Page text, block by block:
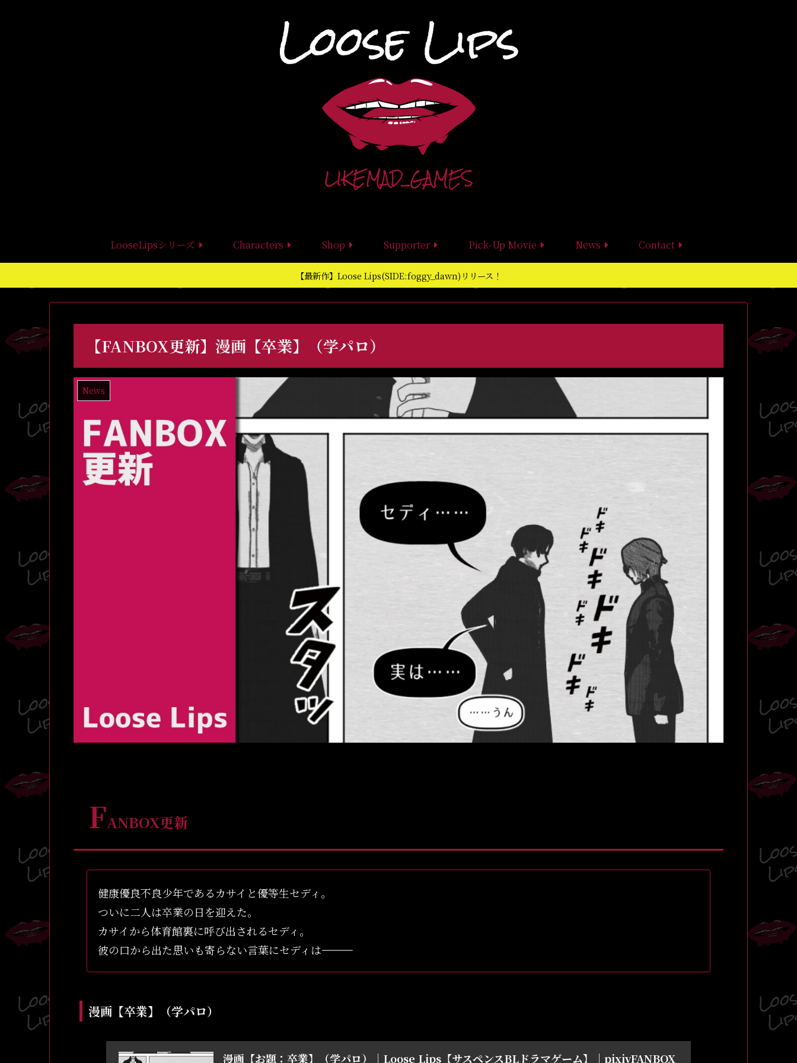
LooseLipsシリーズ Characters Shop Supporter Pick-Up Movie News Contact
【最新作】Loose Lips(SIDE:foggy_dawn)リリース！
【FANBOX更新】漫画【卒業】（学パロ）
News
FANBOX更新
健康優良不良少年であるカサイと優等生セディ。
ついに二人は卒業の日を迎えた。
カサイから体育館裏に呼び出されるセディ。
彼の口から出た思いも寄らない言葉にセディは――――――
漫画【卒業】（学パロ）
漫画【お題：卒業】（学パロ）｜Loose Lips【サスペンスBLドラマゲーム】｜pixivFANBOX